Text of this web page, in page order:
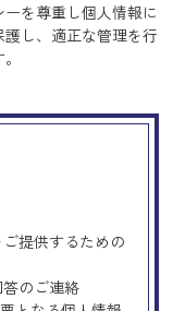
を尊重し個人情報に
護し、適正な管理を行
提供するための
のご連絡